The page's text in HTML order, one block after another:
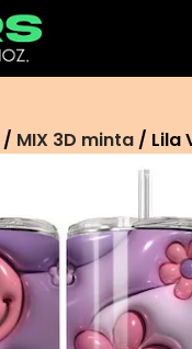
/ MIX 3D minta / Lila